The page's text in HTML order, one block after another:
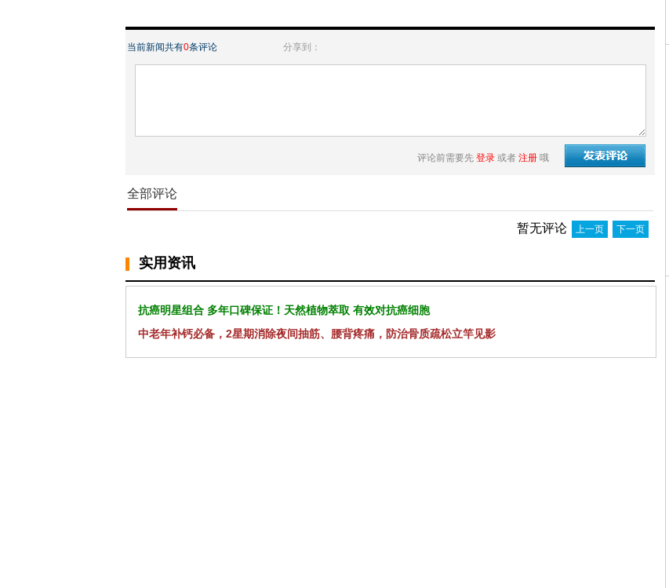
当前新闻共有0条评论 分享到：
评论前需要先 登录 或者 注册 哦
全部评论
暂无评论 上一页 下一页
实用资讯
抗癌明星组合 多年口碑保证！天然植物萃取 有效对抗癌细胞
中老年补钙必备，2星期消除夜间抽筋、腰背疼痛，防治骨质疏松立竿见影